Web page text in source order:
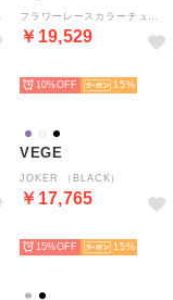
￥19,529
10%
15
VEGE
JOKER （BLACK）
￥17,765
15%
15